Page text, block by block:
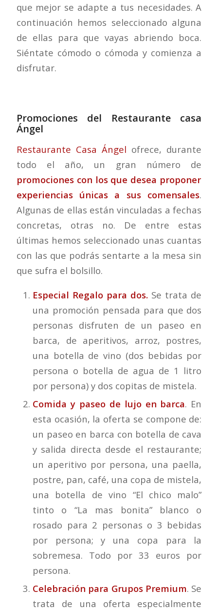
que mejor se adapte a tus necesidades. A
continuación hemos seleccionado alguna
de ellas para que vayas abriendo boca.
Siéntate cómodo o cómoda y comienza a
disfrutar.
Promociones del Restaurante casa
Ángel
Restaurante Casa Ángel ofrece, durante
todo el año, un gran número de
promociones con los que desea proponer
experiencias únicas a sus comensales.
Algunas de ellas están vinculadas a fechas
concretas, otras no. De entre estas
últimas hemos seleccionado unas cuantas
con las que podrás sentarte a la mesa sin
que sufra el bolsillo.
Especial Regalo para dos. Se trata de
una promoción pensada para que dos
personas disfruten de un paseo en
barca, de aperitivos, arroz, postres,
una botella de vino (dos bebidas por
persona o botella de agua de 1 litro
por persona) y dos copitas de mistela.
Comida y paseo de lujo en barca. En
esta ocasión, la oferta se compone de:
un paseo en barca con botella de cava
y salida directa desde el restaurante;
un aperitivo por persona, una paella,
postre, pan, café, una copa de mistela,
una botella de vino “El chico malo”
tinto o “La mas bonita” blanco o
rosado para 2 personas o 3 bebidas
por persona; y una copa para la
sobremesa. Todo por 33 euros por
persona.
Celebración para Grupos Premium. Se
trata de una oferta especialmente